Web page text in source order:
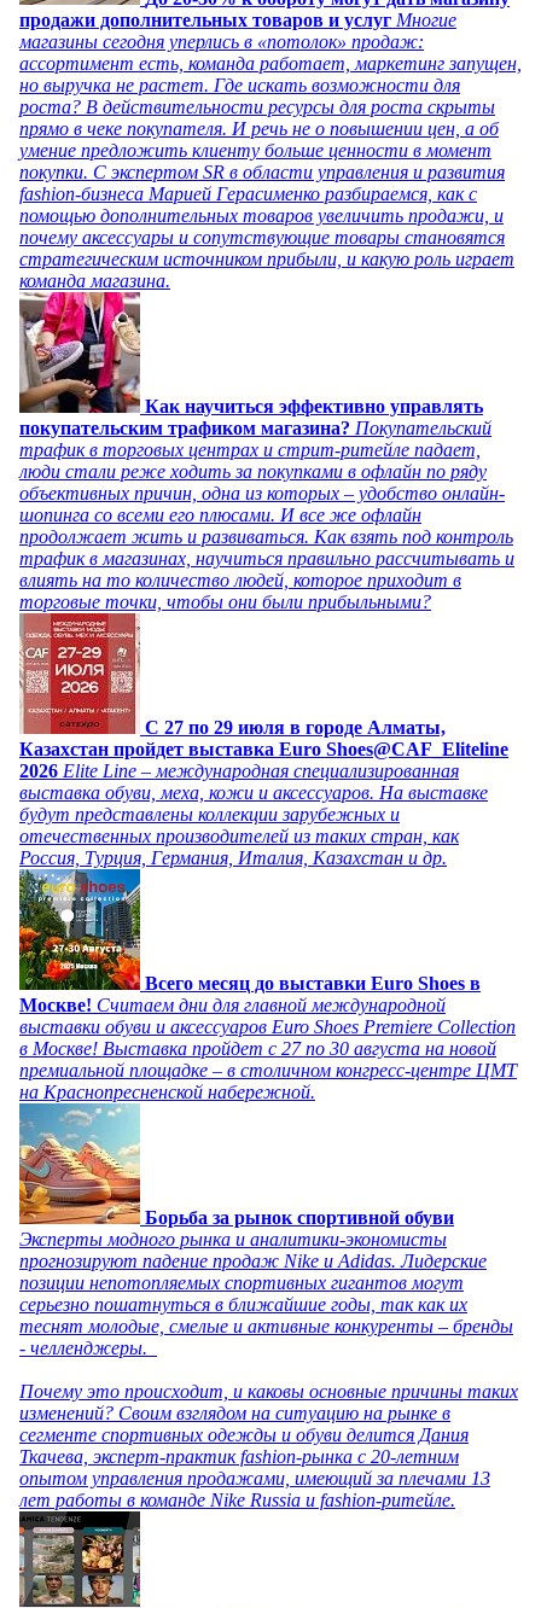
продажи дополнительных товаров и услуг Многие
магазины сегодня уперлись в «потолок» продаж:
ассортимент есть, команда работает, маркетинг запущен,
но выручка не растет. Где искать возможности для
роста? В действительности ресурсы для роста скрыты
прямо в чеке покупателя. И речь не о повышении цен, а об
умение предложить клиенту больше ценности в момент
покупки. С экспертом SR в области управления и развития
fashion-бизнеса Марией Герасименко разбираемся, как с
помощью дополнительных товаров увеличить продажи, и
почему аксессуары и сопутствующие товары становятся
стратегическим источником прибыли, и какую роль играет
команда магазина.
Как научиться эффективно управлять
покупательским трафиком магазина? Покупательский
трафик в торговых центрах и стрит-ритейле падает,
люди стали реже ходить за покупками в офлайн по ряду
объективных причин, одна из которых – удобство онлайн-
шопинга со всеми его плюсами. И все же офлайн
продолжает жить и развиваться. Как взять под контроль
трафик в магазинах, научиться правильно рассчитывать и
влиять на то количество людей, которое приходит в
торговые точки, чтобы они были прибыльными?
C 27 по 29 июля в городе Алматы,
Казахстан пройдет выставка Euro Shoes@CAF_Eliteline
2026 Elite Line – международная специализированная
выставка обуви, меха, кожи и аксессуаров. На выставке
будут представлены коллекции зарубежных и
отечественных производителей из таких стран, как
Россия, Турция, Германия, Италия, Казахстан и др.
Всего месяц до выставки Euro Shoes в
Москве! Считаем дни для главной международной
выставки обуви и аксессуаров Euro Shoes Premiere Collection
в Москве! Выставка пройдет с 27 по 30 августа на новой
премиальной площадке – в столичном конгресс-центре ЦМТ
на Краснопресненской набережной.
Борьба за рынок спортивной обуви
Эксперты модного рынка и аналитики-экономисты
прогнозируют падение продаж Nike и Adidas. Лидерские
позиции непотопляемых спортивных гигантов могут
серьезно пошатнуться в ближайшие годы, так как их
теснят молодые, смелые и активные конкуренты – бренды
- челленджеры.
Почему это происходит, и каковы основные причины таких
изменений? Своим взглядом на ситуацию на рынке в
сегменте спортивных одежды и обуви делится Дания
Ткачева, эксперт-практик fashion-рынка с 20-летним
опытом управления продажами, имеющий за плечами 13
лет работы в команде Nike Russia и fashion-ритейле.